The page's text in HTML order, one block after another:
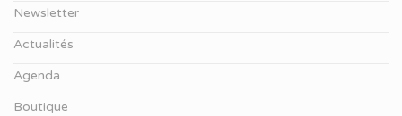
Newsletter
Actualités
Agenda
Boutique